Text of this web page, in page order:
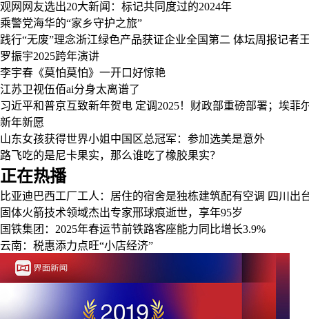
观网网友选出20大新闻：标记共同度过的2024年
乘警党海华的“家乡守护之旅”
践行“无废”理念浙江绿色产品获证企业全国第二 体坛周报记者
罗振宇2025跨年演讲
李宇春《莫怕莫怕》一开口好惊艳
江苏卫视伍佰ai分身太离谱了
习近平和普京互致新年贺电 定调2025！财政部重磅部署；埃菲
新年新愿
山东女孩获得世界小姐中国区总冠军：参加选美是意外
路飞吃的是尼卡果实，那么谁吃了橡胶果实？
正在热播
比亚迪巴西工厂工人：居住的宿舍是独栋建筑配有空调 四川出
固体火箭技术领域杰出专家邢球痕逝世，享年95岁
国铁集团：2025年春运节前铁路客座能力同比增长3.9%
云南：税惠添力点旺“小店经济”